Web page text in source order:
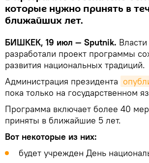
которые нужно принять в
ближайших лет.
БИШКЕК, 19 июл — Sputnik.
разработали проект программы
развития национальных традиций.
Администрация президента
пока только на государственном
Программа включает более 40
приняты в ближайшие 5 лет.
Вот некоторые из них:
будет учрежден День